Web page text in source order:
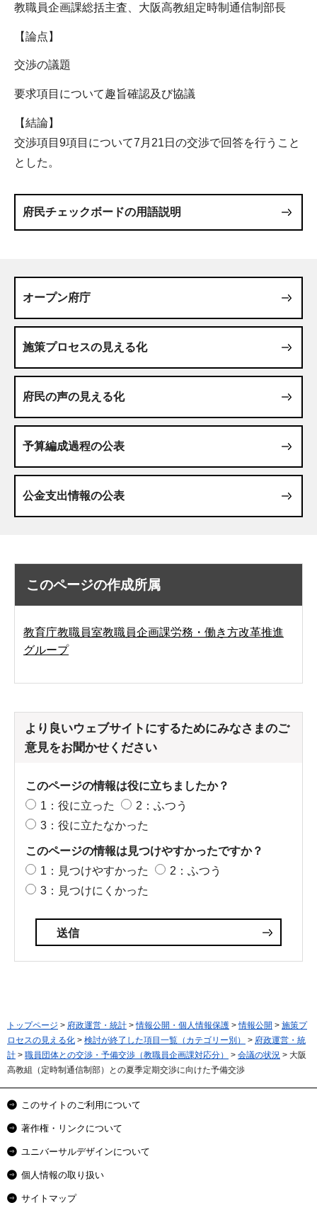
教職員企画課総括主査、大阪高教組定時制通信制部長
【論点】
交渉の議題
要求項目について趣旨確認及び協議
【結論】
交渉項目9項目について7月21日の交渉で回答を行うこと
とした。
府民チェックボードの用語説明
オープン府庁
施策プロセスの見える化
府民の声の見える化
予算編成過程の公表
公金支出情報の公表
このページの作成所属
教育庁教職員室教職員企画課労務・働き方改革推進
グループ
より良いウェブサイトにするためにみなさまのご
意見をお聞かせください
このページの情報は役に立ちましたか？
1：役に立った
2：ふつう
3：役に立たなかった
このページの情報は見つけやすかったですか？
1：見つけやすかった
2：ふつう
3：見つけにくかった
トップページ > 府政運営・統計 >情報公開・個人情報保護 >情報公開 > 施策プ
ロセスの見える化 > 検討が終了した項目一覧（カテゴリー別） > 府政運営・統
計 > 職員団体との交渉・予備交渉（教職員企画課対応分） > 会議の状況 > 大阪
高教組（定時制通信制部）との夏季定期交渉に向けた予備交渉
このサイトのご利用について
著作権・リンクについて
ユニバーサルデザインについて
個人情報の取り扱い
サイトマップ